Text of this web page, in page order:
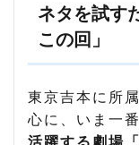
ネタを試す
この回」
東京吉本に所
心に、いま一
活躍する劇場